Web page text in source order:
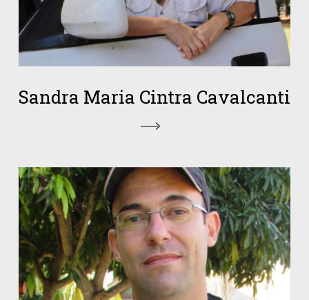
Sandra Maria Cintra Cavalcanti